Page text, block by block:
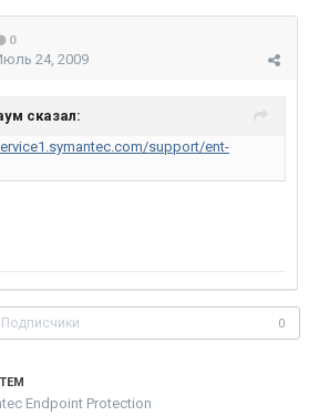
0
24, 2009
сказал:
support/ent-
Подписчики 0
Endpoint Protection